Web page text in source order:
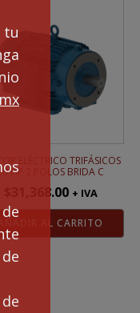
tu
ELÉCTRICO TRIFÁSICOS
HP 2 POLOS BRIDA C
31,368.00 + IVA
AÑADIR AL CARRITO